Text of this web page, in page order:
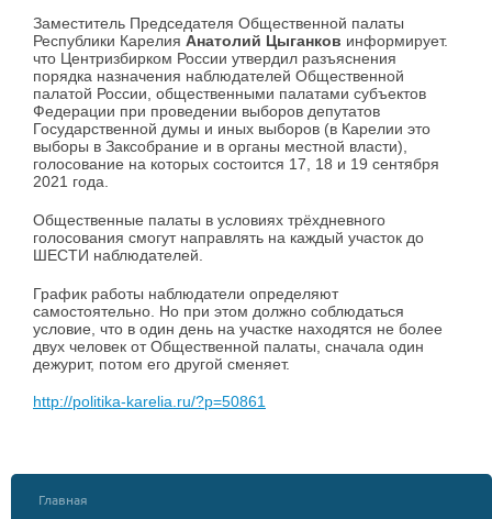
Заместитель Председателя Общественной палаты
Республики Карелия Анатолий Цыганков информирует.
что Центризбирком России утвердил разъяснения
порядка назначения наблюдателей Общественной
палатой России, общественными палатами субъектов
Федерации при проведении выборов депутатов
Государственной думы и иных выборов (в Карелии это
выборы в Заксобрание и в органы местной власти),
голосование на которых состоится 17, 18 и 19 сентября
2021 года.
Общественные палаты в условиях трёхдневного
голосования смогут направлять на каждый участок до
ШЕСТИ наблюдателей.
График работы наблюдатели определяют
самостоятельно. Но при этом должно соблюдаться
условие, что в один день на участке находятся не более
двух человек от Общественной палаты, сначала один
дежурит, потом его другой сменяет.
http://politika-karelia.ru/?p=50861
Главная